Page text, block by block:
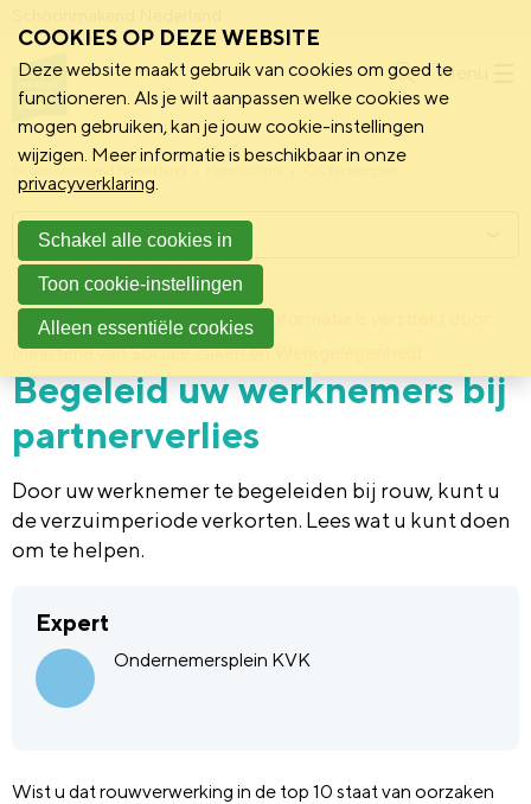
Menu
Schoonmakend Nederland
Achtergrond 27 juni 2017 Deze informatie is verstrekt door:
Ministerie van Sociale Zaken en Werkgelegenheid
Begeleid uw werknemers bij
partnerverlies
Door uw werknemer te begeleiden bij rouw, kunt u
de verzuimperiode verkorten. Lees wat u kunt doen
om te helpen.
Expert
Ondernemersplein KVK
Wist u dat rouwverwerking in de top 10 staat van oorzaken
Menu
COOKIES OP DEZE WEBSITE
Deze website maakt gebruik van cookies om goed te
functioneren. Als je wilt aanpassen welke cookies we
mogen gebruiken, kan je jouw cookie-instellingen
wijzigen. Meer informatie is beschikbaar in onze
privacyverklaring.
Schakel alle cookies in
Toon cookie-instellingen
Alleen essentiële cookies